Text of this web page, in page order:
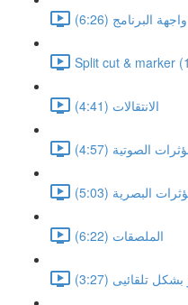
البرنامج (6:26)
Split cut & marker
الانتقالات (4:41)
الصوتية (4:57)
البصرية (5:03)
الملصقات (6:22)
تلقائيى (3:27)